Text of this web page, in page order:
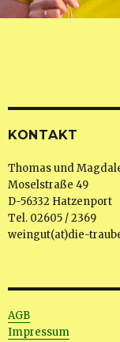
KONTAKT
Thomas und
Moselstraße 49
D-56332 Hatzenport
Tel. 02605 / 2369
weingut(at)die-
AGB
Impressum